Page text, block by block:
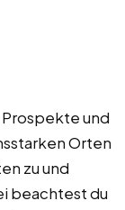
und
Orten
zu und
beachtest du